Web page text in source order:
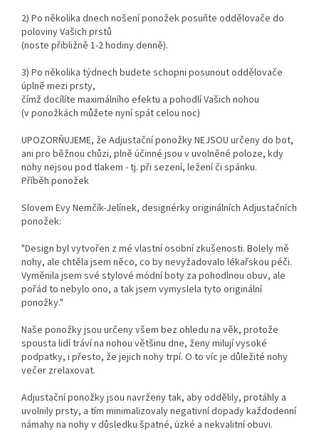
2) Po několika dnech nošení ponožek posuňte oddělovače do
poloviny Vašich prstů
(noste přibližně 1-2 hodiny denně).
3) Po několika týdnech budete schopni posunout oddělovače
úplně mezi prsty,
čímž docílíte maximálního efektu a pohodlí Vašich nohou
(v ponožkách můžete nyní spát celou noc)
UPOZORŇUJEME, že Adjustační ponožky NEJSOU určeny do bot,
ani pro běžnou chůzi, plně účinné jsou v uvolněné poloze, kdy
nohy nejsou pod tlakem - tj. při sezení, ležení či spánku.
Příběh ponožek
Slovem Evy Nemčík-Jelínek, designérky originálních Adjustačních
ponožek:
"Design byl vytvořen z mé vlastní osobní zkušenosti. Bolely mě
nohy, ale chtěla jsem něco, co by nevyžadovalo lékařskou péči.
Vyměnila jsem své stylové módní boty za pohodlnou obuv, ale
pořád to nebylo ono, a tak jsem vymyslela tyto originální
ponožky."
Naše ponožky jsou určeny všem bez ohledu na věk, protože
spousta lidí tráví na nohou většinu dne, ženy milují vysoké
podpatky, i přesto, že jejich nohy trpí. O to víc je důležité nohy
večer zrelaxovat.
Adjustační ponožky jsou navrženy tak, aby oddělily, protáhly a
uvolnily prsty, a tím minimalizovaly negativní dopady každodenní
námahy na nohy v důsledku špatné, úzké a nekvalitní obuvi.